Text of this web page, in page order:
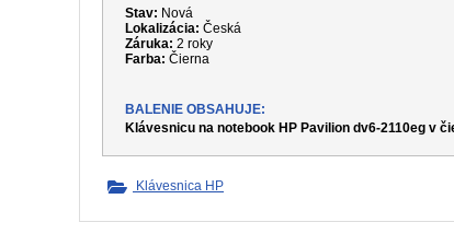
Stav: Nová
Lokalizácia: Česká
Záruka: 2 roky
Farba: Čierna
BALENIE OBSAHUJE:
Klávesnicu na notebook HP Pavilion dv6-2110eg v
Klávesnica HP